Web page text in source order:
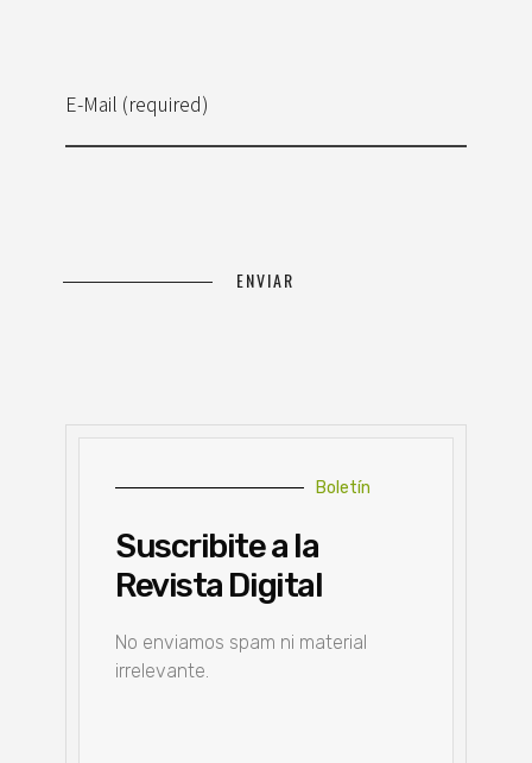
E-Mail (required)
Boletín
Suscribite a la
Revista Digital
No enviamos spam ni material
irrelevante.